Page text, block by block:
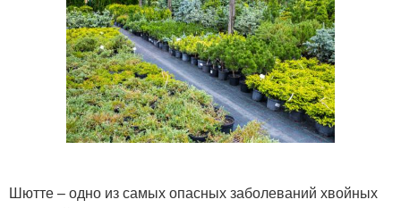
Шютте – одно из самых опасных заболеваний хвойных